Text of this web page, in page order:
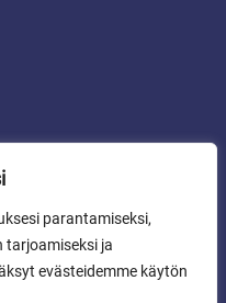
parantamiseksi,
tarjoamiseksi ja
evästeidemme käytön
© 2024 Sotkamon kunta